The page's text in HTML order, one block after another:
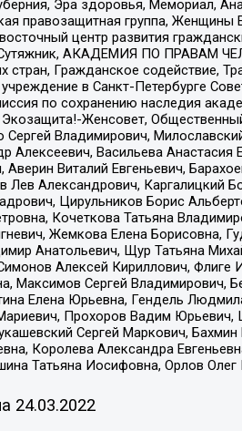
Эра здоровья, Мемориал,
правозащитная группа, Женщины
центр развития
АКАДЕМИЯ ПО ПРАВАМ
стран, Гражданское содействие,
в Санкт-Петербурге
по сохранению наследия
Женсовет,
Владимирович,
Васильева Анастасия
Виталий Евгеньевич,
Александрович, Каргалицкий
Цирульников Борис
Кочеткова Татьяна
Жемкова Елена Борисовна,
Анатольевич, Щур Татьяна
Алексей Кириллович, Флиге
Максимов Сергей Владимирович,
Елена Юрьевна, Гендель
Прохоров Вадим
Сергей Маркович,
Королева Александра
Татьяна Иосифовна, Орлов
24.03.2022